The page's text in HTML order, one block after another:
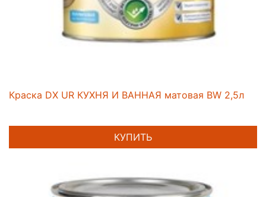
Краска DX UR КУХНЯ И ВАННАЯ матовая BW 2,5л
КУПИТЬ